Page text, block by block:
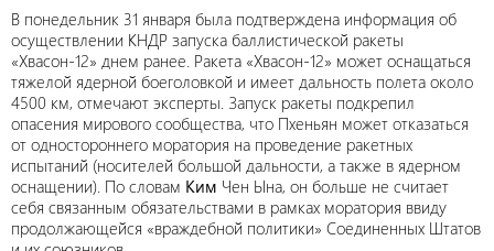
В понедельник 31 января была подтверждена информация об
осуществлении КНДР запуска баллистической ракеты
«Хвасон-12» днем ранее. Ракета «Хвасон-12» может оснащаться
тяжелой ядерной боеголовкой и имеет дальность полета около
4500 км, отмечают эксперты. Запуск ракеты подкрепил
опасения мирового сообщества, что Пхеньян может отказаться
от одностороннего моратория на проведение ракетных
испытаний (носителей большой дальности, а также в ядерном
оснащении). По словам Ким Чен Ына, он больше не считает
себя связанным обязательствами в рамках моратория ввиду
продолжающейся «враждебной политики» Соединенных Штатов